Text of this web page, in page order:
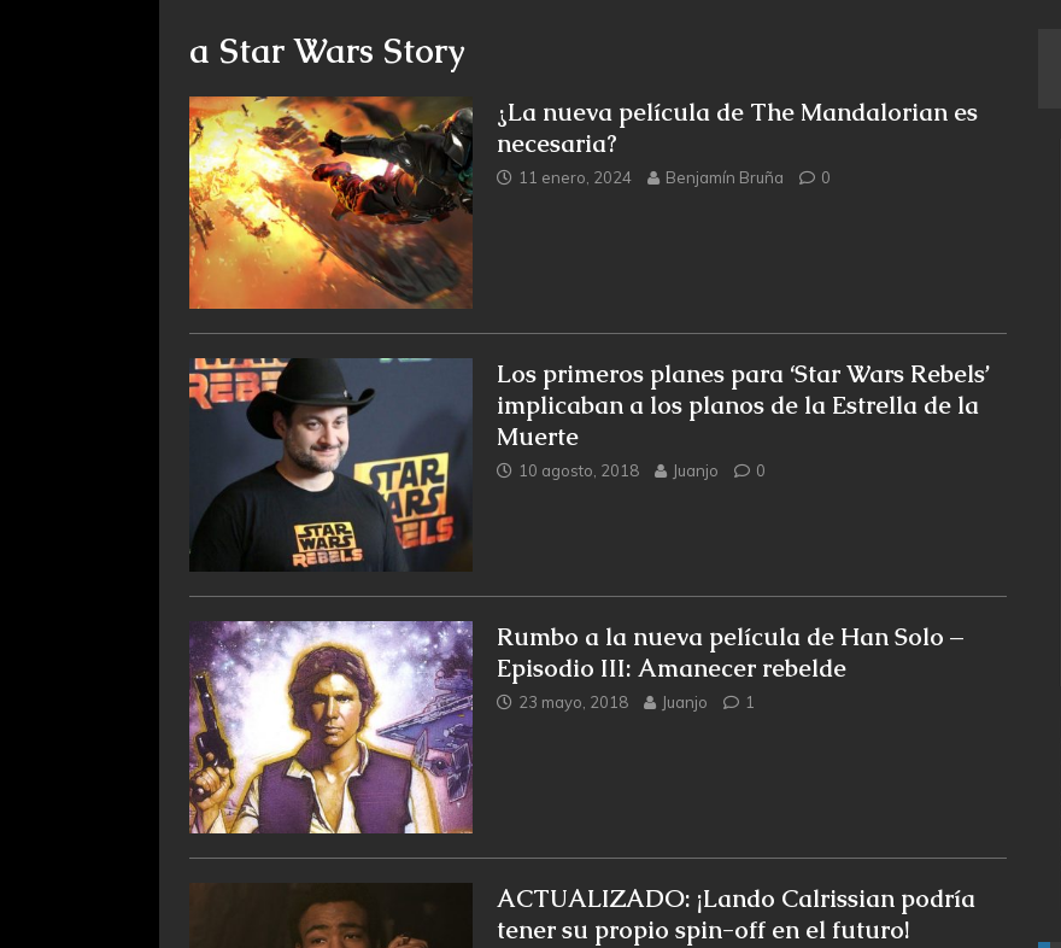
a Star Wars Story
¿La nueva película de The Mandalorian es
necesaria?
11 enero, 2024 Benjamín Bruña 0
Los primeros planes para ‘Star Wars Rebels’
implicaban a los planos de la Estrella de la
Muerte
10 agosto, 2018 Juanjo 0
Rumbo a la nueva película de Han Solo –
Episodio III: Amanecer rebelde
23 mayo, 2018 Juanjo 1
ACTUALIZADO: ¡Lando Calrissian podría
tener su propio spin-off en el futuro!